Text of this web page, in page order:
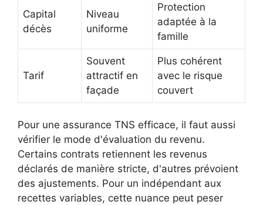
Capital
décès
Niveau
uniforme
Protection
adaptée à la
famille
Tarif
Souvent
attractif en
façade
Plus cohérent
avec le risque
couvert
Pour une assurance TNS efficace, il faut aussi
vérifier le mode d'évaluation du revenu.
Certains contrats retiennent les revenus
déclarés de manière stricte, d'autres prévoient
des ajustements. Pour un indépendant aux
recettes variables, cette nuance peut peser